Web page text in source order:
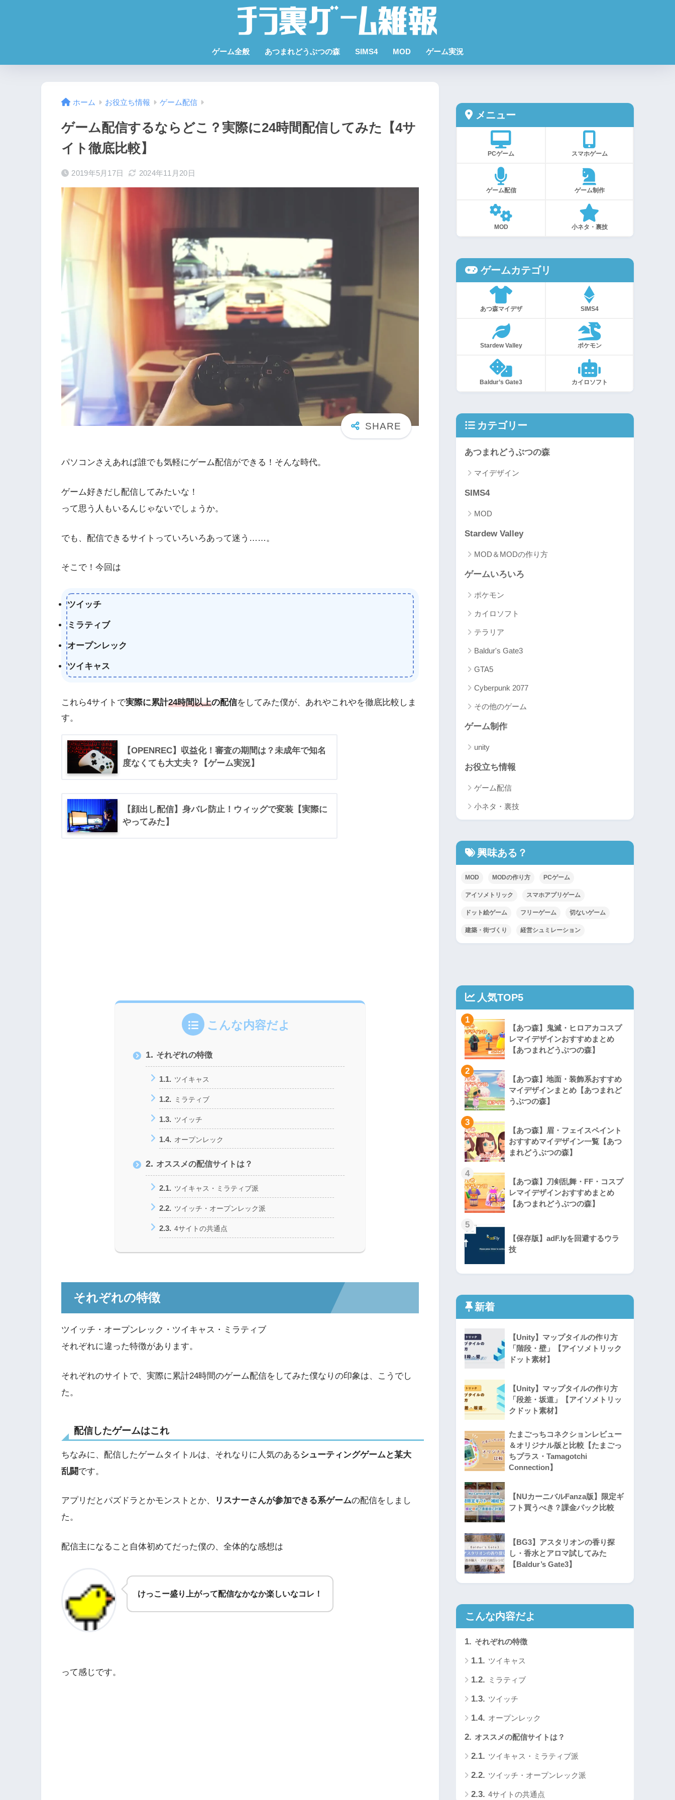
ゲーム全般 あつまれどうぶつの森 SIMS4 MOD ゲーム実況
ホーム お役立ち情報 ゲーム配信
ゲーム配信するならどこ？実際に24時間配信してみた【4サ
イト徹底比較】
2019年5月17日 2024年11月20日
パソコンさえあれば誰でも気軽にゲーム配信ができる！そんな時代。
ゲーム好きだし配信してみたいな！
って思う人もいるんじゃないでしょうか。
でも、配信できるサイトっていろいろあって迷う……。
そこで！今回は
ツイッチ
ミラティブ
オープンレック
ツイキャス
これら4サイトで実際に累計24時間以上の配信をしてみた僕が、あれやこれやを徹底比較しま
す。
【OPENREC】収益化！審査の期間は？未成年で知名
度なくても大丈夫？【ゲーム実況】
【顔出し配信】身バレ防止！ウィッグで変装【実際に
やってみた】
こんな内容だよ
1. それぞれの特徴
1.1. ツイキャス
1.2. ミラティブ
1.3. ツイッチ
1.4. オープンレック
2. オススメの配信サイトは？
2.1. ツイキャス・ミラティブ派
2.2. ツイッチ・オープンレック派
2.3. 4サイトの共通点
それぞれの特徴
ツイッチ・オープンレック・ツイキャス・ミラティブ
それぞれに違った特徴があります。
それぞれのサイトで、実際に累計24時間のゲーム配信をしてみた僕なりの印象は、こうでし
た。
配信したゲームはこれ
ちなみに、配信したゲームタイトルは、それなりに人気のあるシューティングゲームと某大
乱闘です。
アプリだとパズドラとかモンストとか、 リスナーさんが参加できる系ゲームの配信をしまし
た。
配信主になること自体初めてだった僕の、全体的な感想は
けっこー盛り上がって配信なかなか楽しいなコレ！
って感じです。
メニュー
PCゲーム スマホゲーム
ゲーム配信 ゲーム制作
MOD 小ネタ・裏技
ゲームカテゴリ
あつ森マイデザ SIMS4
Stardew Valley ポケモン
Baldur’s Gate3 カイロソフト
カテゴリー
あつまれどうぶつの森
マイデザイン
SIMS4
MOD
Stardew Valley
MOD＆MODの作り方
ゲームいろいろ
ポケモン
カイロソフト
テラリア
Baldur's Gate3
GTA5
Cyberpunk 2077
その他のゲーム
ゲーム制作
unity
お役立ち情報
ゲーム配信
小ネタ・裏技
興味ある？
MOD MODの作り方 PCゲーム
アイソメトリック スマホアプリゲーム
ドット絵ゲーム フリーゲーム 切ないゲーム
建築・街づくり 経営シュミレーション
人気TOP5
1
【あつ森】鬼滅・ヒロアカコスプ
レマイデザインおすすめまとめ
【あつまれどうぶつの森】
2
【あつ森】地面・装飾系おすすめ
マイデザインまとめ【あつまれど
うぶつの森】
3
【あつ森】眉・フェイスペイント
おすすめマイデザイン一覧【あつ
まれどうぶつの森】
4
【あつ森】刀剣乱舞・FF・コスプ
レマイデザインおすすめまとめ
【あつまれどうぶつの森】
5
【保存版】adF.lyを回避するウラ
技
新着
【Unity】マップタイルの作り方
「階段・壁」【アイソメトリック
ドット素材】
【Unity】マップタイルの作り方
「段差・坂道」【アイソメトリッ
クドット素材】
たまごっちコネクションレビュー
＆オリジナル版と比較【たまごっ
ちプラス・Tamagotchi
Connection】
【NUカーニバルFanza版】限定ギ
フト買うべき？課金パック比較
【BG3】アスタリオンの香り探
し・香水とアロマ試してみた
【Baldur’s Gate3】
こんな内容だよ
1. それぞれの特徴
1.1. ツイキャス
1.2. ミラティブ
1.3. ツイッチ
1.4. オープンレック
2. オススメの配信サイトは？
2.1. ツイキャス・ミラティブ派
2.2. ツイッチ・オープンレック派
2.3. 4サイトの共通点